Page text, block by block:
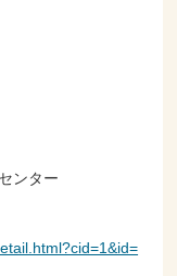
ンター